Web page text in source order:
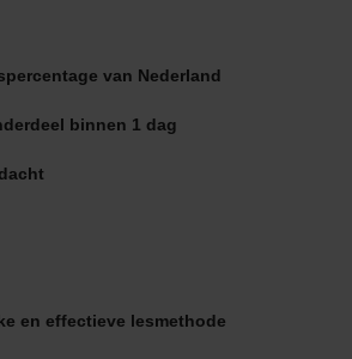
van Nederland
binnen 1 dag
en effectieve lesmethode